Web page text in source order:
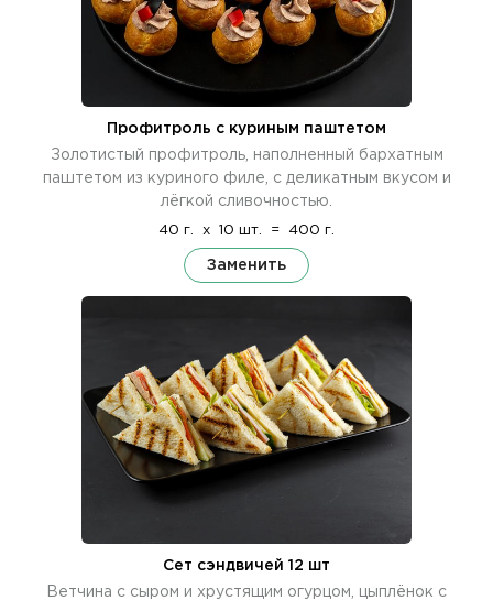
Профитроль с куриным паштетом
Золотистый профитроль, наполненный бархатным
паштетом из куриного филе, с деликатным вкусом и
лёгкой сливочностью.
40 г. x 10 шт. = 400 г.
Заменить
Сет сэндвичей 12 шт
Ветчина с сыром и хрустящим огурцом, цыплёнок с